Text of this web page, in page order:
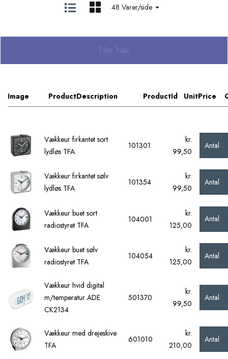
48 Varer/side
Filter Nav
Image ProductDescription ProductId UnitPrice
Vækkeur firkantet sort
lydløs TFA
101301
kr.
99,50
Antal
Vækkeur firkantet sølv
lydløs TFA
101354
kr.
99,50
Antal
Vækkeur buet sort
radiostyret TFA
104001
kr.
125,00
Antal
Vækkeur buet sølv
radiostyret TFA
104054
kr.
125,00
Antal
Vækkeur hvid digital
m/temperatur ADE
CK2134
501370
kr.
99,50
Antal
Vækkeur med drejeskive
TFA
601010
kr.
210,00
Antal